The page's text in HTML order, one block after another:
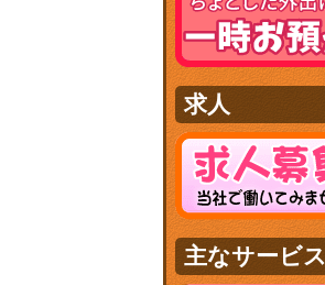
求人
主なサービス